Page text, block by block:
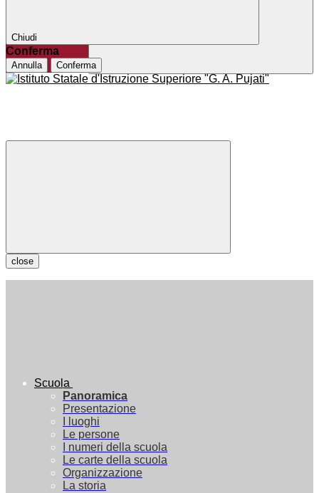
Chiudi
Conferma
Annulla Conferma
close
Scuola
Panoramica
Presentazione
I luoghi
Le persone
I numeri della scuola
Le carte della scuola
Organizzazione
La storia